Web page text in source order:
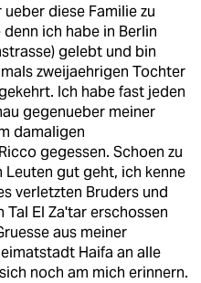
diese Familie zu
ich habe in Berlin
gelebt und bin
zweijaehrigen Tochter
Ich habe fast jeden
gegenueber meiner
damaligen
gegessen. Schoen zu
Leuten gut geht, ich kenne
verletzten Bruders und
Tal El Za'tar erschossen
aus meiner
Haifa an alle
noch am mich erinnern.